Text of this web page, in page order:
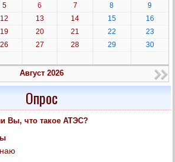
5 6 7 8
9
12 13 14 15
16
19 20 21 22
23
26 27 28 29
30
Август 2026
Опрос
Вы, что такое АТЭС?